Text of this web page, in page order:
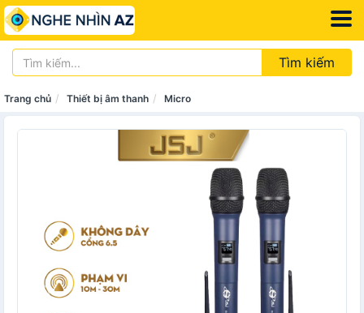
Tìm kiếm
Trang chủ Thiết bị âm thanh Micro